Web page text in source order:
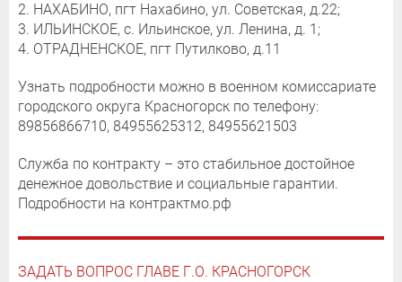
2. НАХАБИНО, пгт Нахабино, ул. Советская, д.22;
3. ИЛЬИНСКОЕ, с. Ильинское, ул. Ленина, д. 1;
4. ОТРАДНЕНСКОЕ, пгт Путилково, д.11
Узнать подробности можно в военном комиссариате
городского округа Красногорск по телефону:
89856866710, 84955625312, 84955621503
Служба по контракту – это стабильное достойное
денежное довольствие и социальные гарантии.
Подробности на контрактмо.рф
ЗАДАТЬ ВОПРОС ГЛАВЕ Г.О. КРАСНОГОРСК